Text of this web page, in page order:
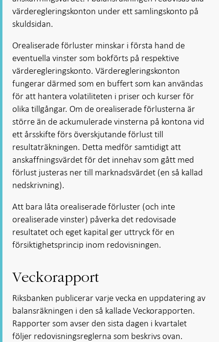
värderegleringskonton under ett samlingskonto på
skuldsidan.
Orealiserade förluster minskar i första hand de
eventuella vinster som bokförts på respektive
värderegleringskonto. Värderegleringskonton
fungerar därmed som en buffert som kan användas
för att hantera volatiliteten i priser och kurser för
olika tillgångar. Om de orealiserade förlusterna är
större än de ackumulerade vinsterna på kontona vid
ett årsskifte förs överskjutande förlust till
resultaträkningen. Detta medför samtidigt att
anskaffningsvärdet för det innehav som gått med
förlust justeras ner till marknadsvärdet (en så kallad
nedskrivning).
Att bara låta orealiserade förluster (och inte
orealiserade vinster) påverka det redovisade
resultatet och eget kapital ger uttryck för en
försiktighetsprincip inom redovisningen.
Veckorapport
Riksbanken publicerar varje vecka en uppdatering av
balansräkningen i den så kallade Veckorapporten.
Rapporter som avser den sista dagen i kvartalet
följer redovisningsreglerna som beskrivs ovan.